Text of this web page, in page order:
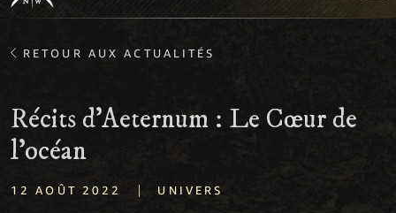
RETOUR AUX ACTUALITÉS
Récits d’Aeternum : Le Cœur de
l'océan
12 AOÛT 2022 | UNIVERS